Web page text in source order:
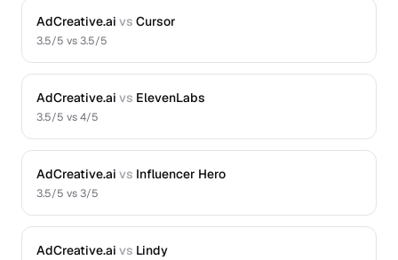
AdCreative.ai vs Cursor
3.5/5 vs3.5/5
AdCreative.ai vs ElevenLabs
3.5/5 vs4/5
AdCreative.ai vs Influencer Hero
3.5/5 vs3/5
AdCreative.ai vs Lindy